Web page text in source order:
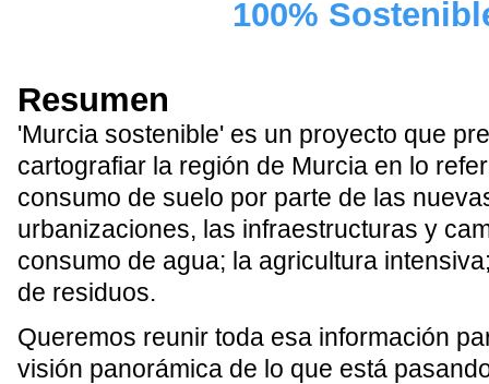
100%
Resumen
'Murcia sostenible' es un proyecto que
cartografiar la región de Murcia en lo
consumo de suelo por parte de las
urbanizaciones, las infraestructuras y
consumo de agua; la agricultura
de residuos.
Queremos reunir toda esa información
visión panorámica de lo que está